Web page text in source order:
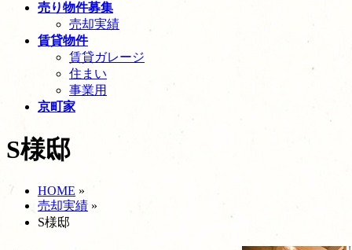
売り物件募集
売却実績
賃貸物件
賃貸ガレージ
住まい
事業用
京町家
S様邸
HOME »
売却実績 »
S様邸